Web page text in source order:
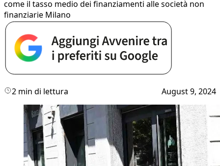
come il tasso medio dei finanziamenti alle società non
finanziarie Milano
2 min di lettura August 9, 2024